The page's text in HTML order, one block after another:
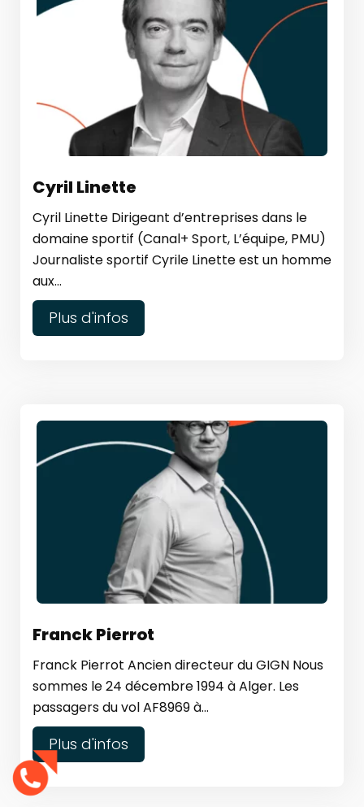
Cyril Linette
Cyril Linette Dirigeant d’entreprises dans le
domaine sportif (Canal+ Sport, L’équipe, PMU)
Journaliste sportif Cyrile Linette est un homme
aux...
Plus d'infos
Franck Pierrot
Franck Pierrot Ancien directeur du GIGN Nous
sommes le 24 décembre 1994 à Alger. Les
passagers du vol AF8969 à...
Plus d'infos